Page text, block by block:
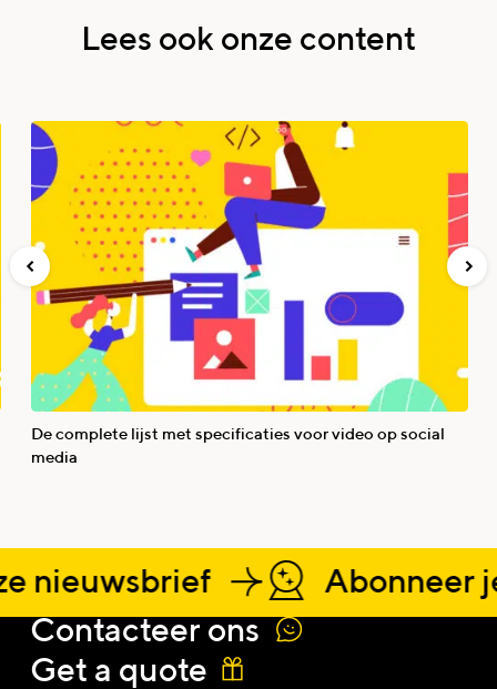
Lees ook onze content
De complete lijst met specificaties voor video op social
media
nieuwsbrief Abonneer
Contacteer ons
Get a quote